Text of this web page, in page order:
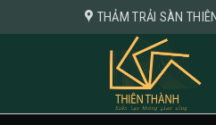
qua
THẢM TRẢI SÀN